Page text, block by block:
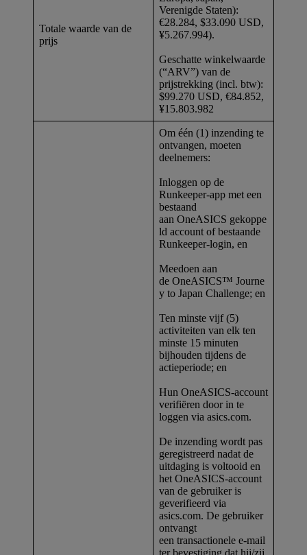
Totale waarde van de
prijs
Verenigde Staten):
€28.284, $33.090 USD,
¥5.267.994).
Geschatte winkelwaarde
(“ARV”) van de
prijstrekking (incl. btw):
$99.270 USD, €84.852,
¥15.803.982
Om één (1) inzending te
ontvangen, moeten
deelnemers:
Inloggen op de
Runkeeper-app met een
bestaand
aan OneASICS gekoppe
ld account of bestaande
Runkeeper-login, en
Meedoen aan
de OneASICS™ Journe
y to Japan Challenge; en
Ten minste vijf (5)
activiteiten van elk ten
minste 15 minuten
bijhouden tijdens de
actieperiode; en
Hun OneASICS-account
verifiëren door in te
loggen via asics.com.
De inzending wordt pas
geregistreerd nadat de
uitdaging is voltooid en
het OneASICS-account
van de gebruiker is
geverifieerd via
asics.com. De gebruiker
ontvangt
een transactionele e-mail